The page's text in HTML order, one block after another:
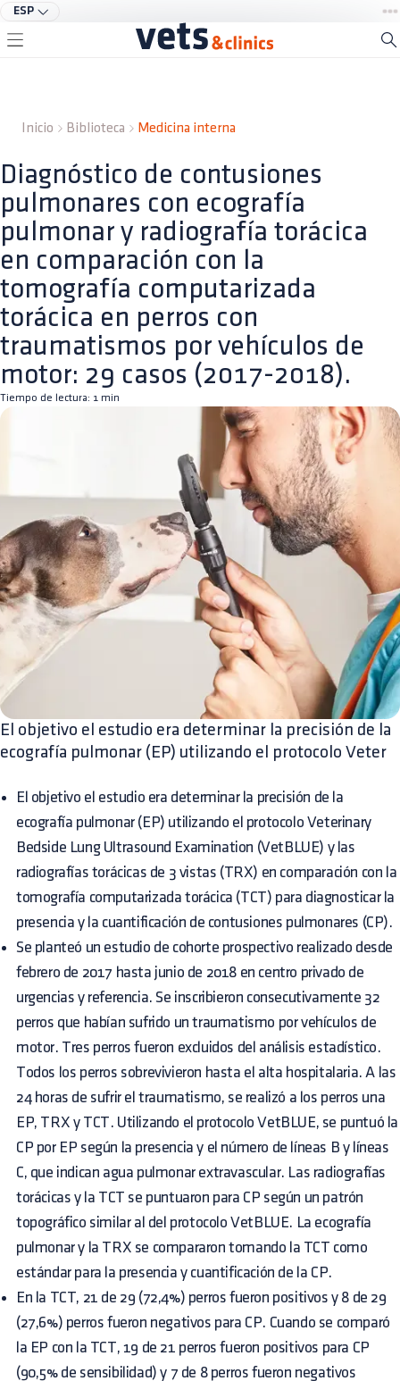
ESP
Inicio Biblioteca Medicina interna
Diagnóstico de contusiones
pulmonares con ecografía
pulmonar y radiografía torácica
en comparación con la
tomografía computarizada
torácica en perros con
traumatismos por vehículos de
motor: 29 casos (2017-2018).
Tiempo de lectura: 1 min
El objetivo el estudio era determinar la precisión de la
ecografía pulmonar (EP) utilizando el protocolo Veter
El objetivo el estudio era determinar la precisión de la
ecografía pulmonar (EP) utilizando el protocolo Veterinary
Bedside Lung Ultrasound Examination (VetBLUE) y las
radiografías torácicas de 3 vistas (TRX) en comparación con la
tomografía computarizada torácica (TCT) para diagnosticar la
presencia y la cuantificación de contusiones pulmonares (CP).
Se planteó un estudio de cohorte prospectivo realizado desde
febrero de 2017 hasta junio de 2018 en centro privado de
urgencias y referencia. Se inscribieron consecutivamente 32
perros que habían sufrido un traumatismo por vehículos de
motor. Tres perros fueron excluidos del análisis estadístico.
Todos los perros sobrevivieron hasta el alta hospitalaria. A las
24 horas de sufrir el traumatismo, se realizó a los perros una
EP, TRX y TCT. Utilizando el protocolo VetBLUE, se puntuó la
CP por EP según la presencia y el número de líneas B y líneas
C, que indican agua pulmonar extravascular. Las radiografías
torácicas y la TCT se puntuaron para CP según un patrón
topográfico similar al del protocolo VetBLUE. La ecografía
pulmonar y la TRX se compararon tomando la TCT como
estándar para la presencia y cuantificación de la CP.
En la TCT, 21 de 29 (72,4%) perros fueron positivos y 8 de 29
(27,6%) perros fueron negativos para CP. Cuando se comparó
la EP con la TCT, 19 de 21 perros fueron positivos para CP
(90,5% de sensibilidad) y 7 de 8 perros fueron negativos